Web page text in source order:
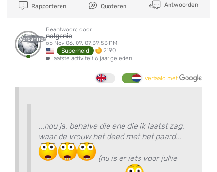
Rapporteren Quoteren Antwoorden
Verbannen
Beantwoord door
nalgenie
op Nov 06, 09, 07:39:53 PM
Superheld
2190
laatste activiteit 6 jaar geleden
vertaald met
...nou ja, behalve die ene die ik laatst zag,
waar de vrouw het deed met het paard...
(nu is er iets voor jullie